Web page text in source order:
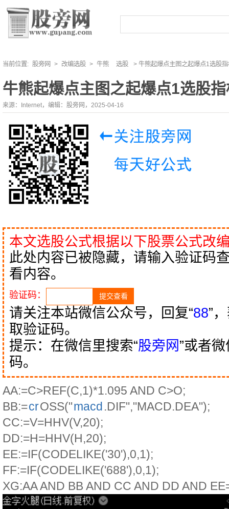
当前位置: 股旁网 > 改编选股 > 牛熊 选股 > 牛熊起爆点主图之起爆点1选股
牛熊起爆点主图之起爆点1选股
来源：Internet，编辑：股旁网，2025-04-16
本文选股公式根据以下股票公式改
此处内容已被隐藏，请输入验证码
看内容。
验证码：
请关注本站微信公众号，回复“88”
取验证码。
提示：在微信里搜索“股旁网 ”或者
码。
AA:=C>REF(C,1)*1.095 AND C>O;
BB:=crOSS("macd.DIF","MACD.DEA");
CC:=V=HHV(V,20);
DD:=H=HHV(H,20);
EE:=IF(CODELIKE('30'),0,1);
FF:=IF(CODELIKE('688'),0,1);
XG:AA AND BB AND CC AND DD AND